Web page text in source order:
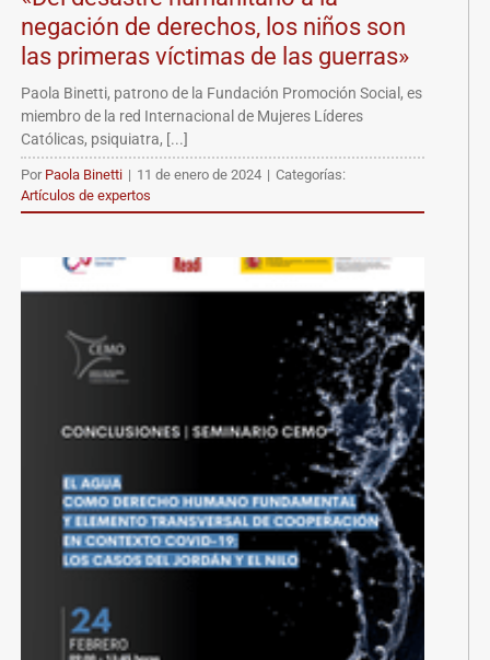
negación de derechos, los niños son
las primeras víctimas de las guerras»
Paola Binetti, patrono de la Fundación Promoción Social, es
miembro de la red Internacional de Mujeres Líderes
Católicas, psiquiatra, [...]
Por Paola Binetti | 11 de enero de 2024 | Categorías:
Artículos de expertos